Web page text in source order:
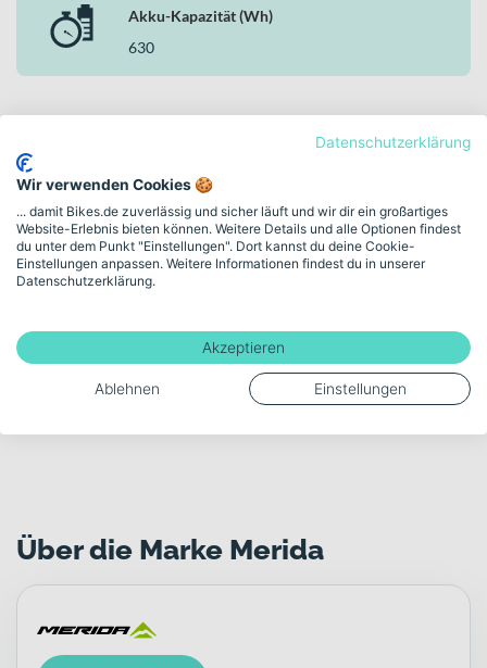
Akku-Kapazität (Wh)
630
We design. We test. We build.
Entdecke MERIDA in
ENGINEERED FOR EVERY RIDE – FROM TOUR TO RACE.
Zur MERIDA Markenwelt
Über die Marke Merida
Datenschutzerklärung
Wir verwenden Cookies 🍪
... damit Bikes.de zuverlässig und sicher läuft und wir dir ein großartiges
Website-Erlebnis bieten können. Weitere Details und alle Optionen findest
du unter dem Punkt "Einstellungen". Dort kannst du deine Cookie-
Einstellungen anpassen. Weitere Informationen findest du in unserer
Datenschutzerklärung.
Akzeptieren
Ablehnen Einstellungen